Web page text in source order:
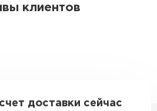
клиентов
доставки сейчас